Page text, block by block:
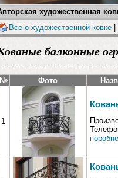
художественная
Все о художественной ковке |
балконные
№ Фото
1